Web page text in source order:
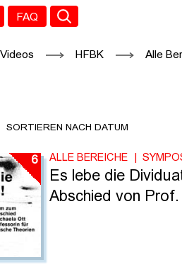
FAQ
HFBK Alle
SORTIEREN NACH DATUM
6 ALLE BEREICHE
Es lebe die
Abschied von